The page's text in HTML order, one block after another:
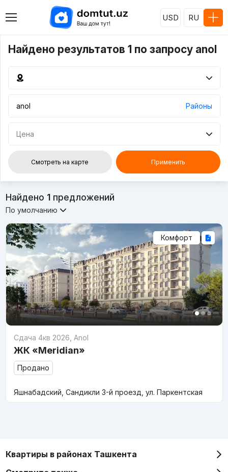
USD RU
Найдено результатов 1 по запросу anol
Районы
Цена
Смотреть на карте Применить
Найдено 1предложений
По умолчанию
Комфорт
Сдача 4кв 2026 Anol
ЖК «Meridian»
Продано
Яшнабадский, Сандикли 3-й проезд, ул. Паркентская
Квартиры в районах Ташкента